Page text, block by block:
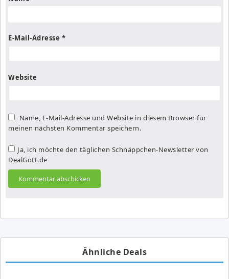
E-Mail-Adresse *
Website
Name, E-Mail-Adresse und Website in diesem Browser für
meinen nächsten Kommentar speichern.
Ja, ich möchte den täglichen Schnäppchen-Newsletter von
DealGott.de
Ähnliche Deals